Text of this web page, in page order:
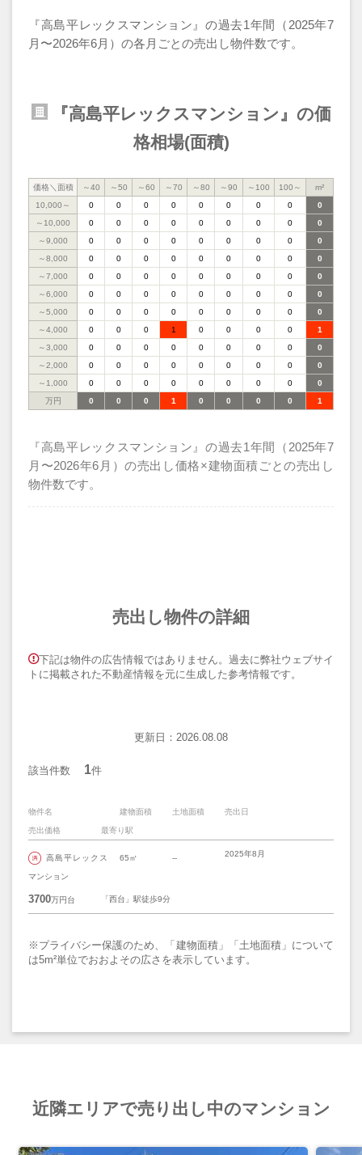
『高島平レックスマンション』の過去1年間（2025年7
月〜2026年6月）の各月ごとの売出し物件数です。
『高島平レックスマンション』の価
格相場(面積)
価格＼面積 ～40 ～50 ～60 ～70 ～80 ～90 ～100 100～
m²
10,000～
0 0 0 0 0 0 0 0
0
～10,000
0 0 0 0 0 0 0 0
0
～9,000
0 0 0 0 0 0 0 0
0
～8,000
0 0 0 0 0 0 0 0
0
～7,000
0 0 0 0 0 0 0 0
0
～6,000
0 0 0 0 0 0 0 0
0
～5,000
0 0 0 0 0 0 0 0
0
～4,000
0 0 0 1 0 0 0 0
1
～3,000
0 0 0 0 0 0 0 0
0
～2,000
0 0 0 0 0 0 0 0
0
～1,000
0 0 0 0 0 0 0 0
0
万円
0 0 0 1 0 0 0 0 1
『高島平レックスマンション』の過去1年間（2025年7
月〜2026年6月）の売出し価格×建物面積ごとの売出し
物件数です。
売出し物件の詳細
下記は物件の広告情報ではありません。過去に弊社ウェブサイ
トに掲載された不動産情報を元に生成した参考情報です。
更新日：2026.08.08
該当件数 1件
物件名 売出日
売出価格
建物面積 土地面積
最寄り駅
高島平レックス
マンション
2025年8月
3700万円台
65㎡ --
「西台」駅徒歩9分
※プライバシー保護のため、「建物面積」「土地面積」について
は5m²単位でおおよその広さを表示しています。
近隣エリアで売り出し中のマンション